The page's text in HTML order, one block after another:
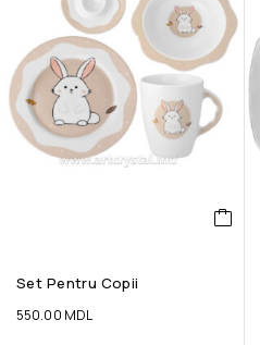
Set Pentru Copii
550.00 MDL